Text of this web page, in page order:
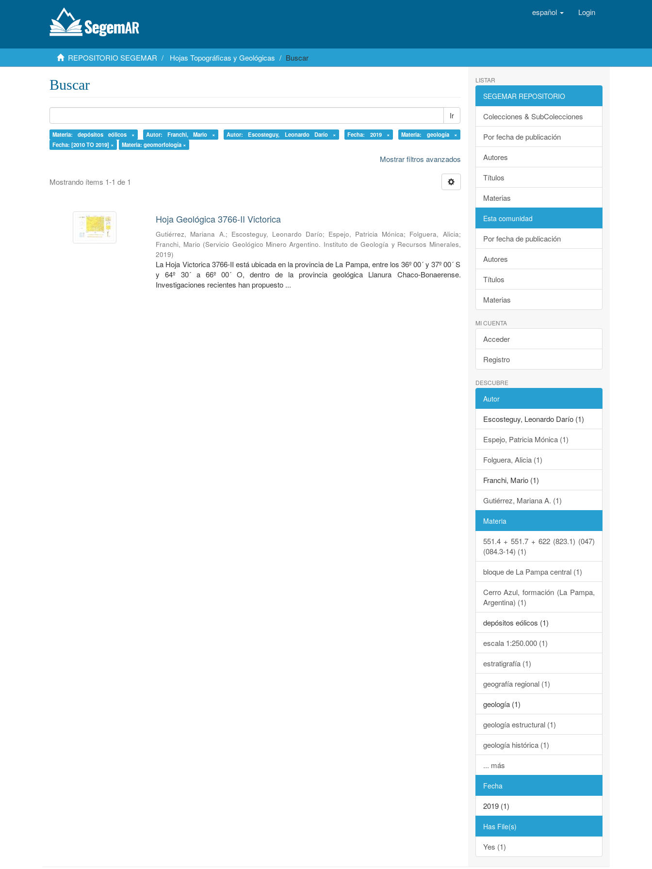
español Login
REPOSITORIO SEGEMAR Hojas Topográficas y Geológicas Buscar
Buscar
Ir
Materia: depósitos eólicos × Autor: Franchi, Mario × Autor: Escosteguy, Leonardo Darío × Fecha: 2019 ×
Materia: geología ×
Fecha: [2010 TO 2019] ×
Materia: geomorfología ×
Mostrar filtros avanzados
Mostrando ítems 1-1 de 1
Hoja Geológica 3766-II Victorica
Gutiérrez, Mariana A.; Escosteguy, Leonardo Darío; Espejo, Patricia Mónica; Folguera, Alicia;
Franchi, Mario (Servicio Geológico Minero Argentino. Instituto de Geología y Recursos Minerales,
2019)
La Hoja Victorica 3766-II está ubicada en la provincia de La Pampa, entre los 36º 00´ y 37º 00´ S
y 64º 30´ a 66º 00´ O, dentro de la provincia geológica Llanura Chaco-Bonaerense.
Investigaciones recientes han propuesto ...
LISTAR
SEGEMAR REPOSITORIO
Colecciones & SubColecciones
Por fecha de publicación
Autores
Títulos
Materias
Esta comunidad
Por fecha de publicación
Autores
Títulos
Materias
MI CUENTA
Acceder
Registro
DESCUBRE
Autor
Escosteguy, Leonardo Darío (1)
Espejo, Patricia Mónica (1)
Folguera, Alicia (1)
Franchi, Mario (1)
Gutiérrez, Mariana A. (1)
Materia
551.4 + 551.7 + 622 (823.1) (047)
(084.3-14) (1)
bloque de La Pampa central (1)
Cerro Azul, formación (La Pampa,
Argentina) (1)
depósitos eólicos (1)
escala 1:250.000 (1)
estratigrafía (1)
geografía regional (1)
geología (1)
geología estructural (1)
geología histórica (1)
... más
Fecha
2019 (1)
Has File(s)
Yes (1)